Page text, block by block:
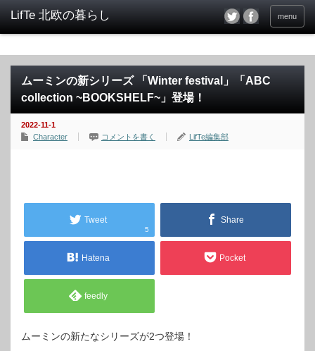
menu
ムーミンの新シリーズ 「Winter festival」「ABC
collection ~BOOKSHELF~」登場！
2022-11-1
Character
コメントを書く LifTe編集部
Tweet
5
Share
Hatena Pocket
feedly
ムーミンの新たなシリーズが2つ登場！